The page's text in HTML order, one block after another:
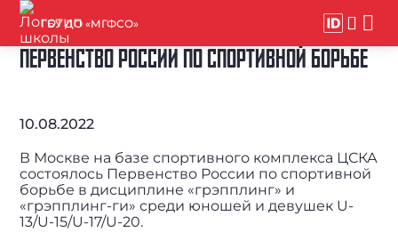
ГБУ ДО «МГФСО»
ПЕРВЕНСТВО РОССИИ ПО СПОРТИВНОЙ БОРЬБЕ
10.08.2022
В Москве на базе спортивного комплекса ЦСКА
состоялось Первенство России по спортивной
борьбе в дисциплине «грэпплинг» и
«грэпплинг-ги» среди юношей и девушек U-
13/U-15/U-17/U-20.